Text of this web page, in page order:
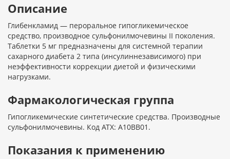
Описание
Глибенкламид — пероральное гипогликемическое
средство, производное сульфонилмочевины II поколения.
Таблетки 5 мг предназначены для системной терапии
сахарного диабета 2 типа (инсулиннезависимого) при
неэффективности коррекции диетой и физическими
нагрузками.
Фармакологическая группа
Гипогликемические синтетические средства. Производные
сульфонилмочевины. Код АТХ: A10BB01.
Показания к применению